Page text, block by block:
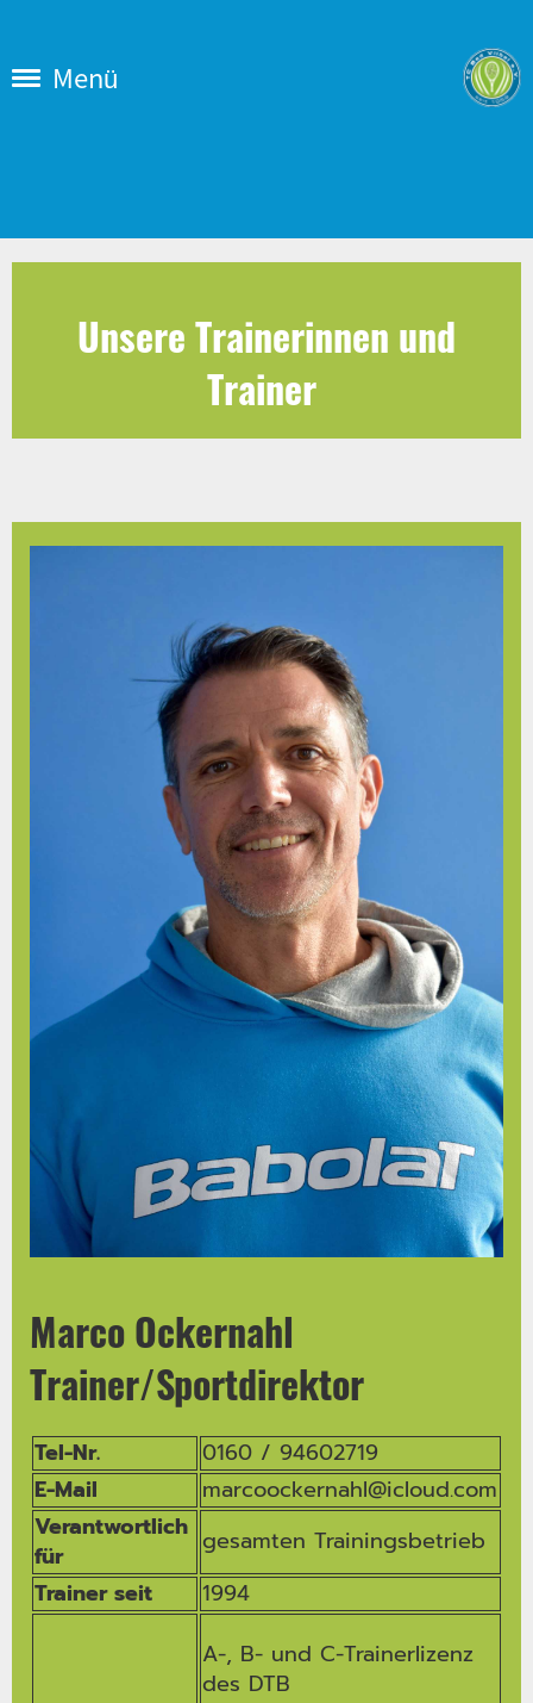
Menü
Unsere Trainerinnen und
Trainer
Marco Ockernahl
Trainer/Sportdirektor
Tel-Nr.
0160 / 94602719
E-Mail
marcoockernahl@icloud.com
Verantwortlich
für
gesamten Trainingsbetrieb
Trainer seit
1994
A-, B- und C-Trainerlizenz
des DTB